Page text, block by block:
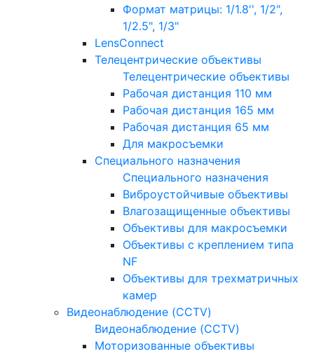
Формат матрицы: 1/1.8'', 1/2",
1/2.5", 1/3"
LensConnect
Телецентрические объективы
Телецентрические объективы
Рабочая дистанция 110 мм
Рабочая дистанция 165 мм
Рабочая дистанция 65 мм
Для макросъемки
Специального назначения
Специального назначения
Виброустойчивые объективы
Влагозащищенные объективы
Объективы для макросъемки
Объективы с креплением типа
NF
Объективы для трехматричных
камер
Видеонаблюдение (CCTV)
Видеонаблюдение (CCTV)
Моторизованные объективы